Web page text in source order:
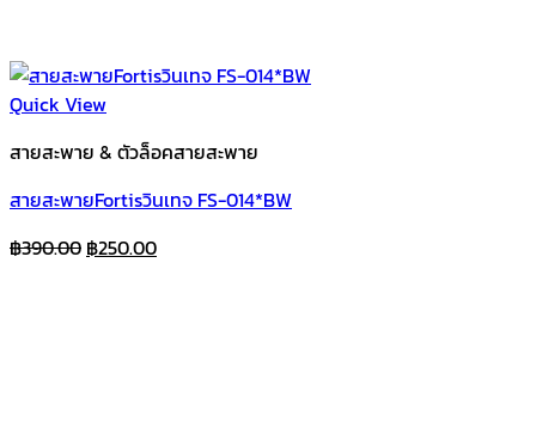
Quick View
สายสะพาย & ตัวล็อคสายสะพาย
สายสะพายFortisวินเทจ FS-014*BW
฿390.00 Original
฿250.00Current